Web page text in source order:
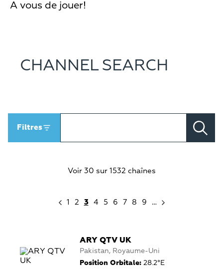
A vous de jouer!
CHANNEL SEARCH
Filtres
Voir 30 sur 1532 chaînes
1 2 3 4 5 6 7 8 9 …
ARY QTV UK
Pakistan, Royaume-Uni
Position Orbitale: 28.2°E